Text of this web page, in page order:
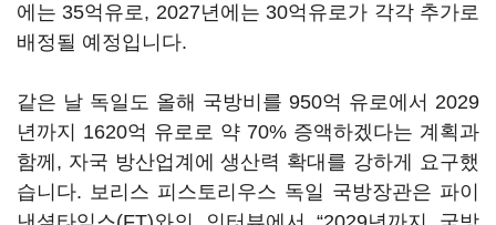
에는 35억유로, 2027년에는 30억유로가 각각 추가로
배정될 예정입니다.
같은 날 독일도 올해 국방비를 950억 유로에서 2029
년까지 1620억 유로로 약 70% 증액하겠다는 계획과
함께, 자국 방산업계에 생산력 확대를 강하게 요구했
습니다. 보리스 피스토리우스 독일 국방장관은 파이